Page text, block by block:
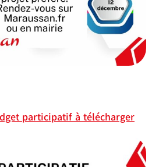
participatif à télécharger